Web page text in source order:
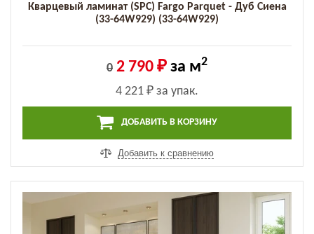
Кварцевый ламинат (SPC) Fargo Parquet - Дуб Сиена
(33-64W929) (33-64W929)
0 2 790 ₽ за м2
4 221 ₽ за упак.
ДОБАВИТЬ В КОРЗИНУ
Добавить к сравнению